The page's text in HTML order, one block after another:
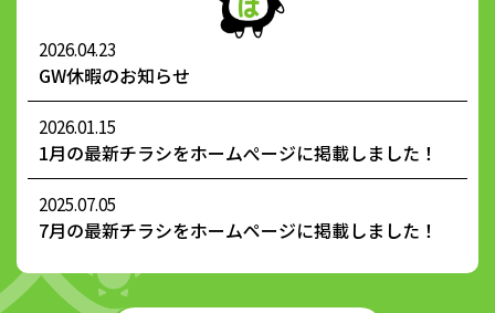
2026.04.23
GW休暇のお知らせ
2026.01.15
1月の最新チラシをホームぺージに掲載しました！
2025.07.05
7月の最新チラシをホームページに掲載しました！